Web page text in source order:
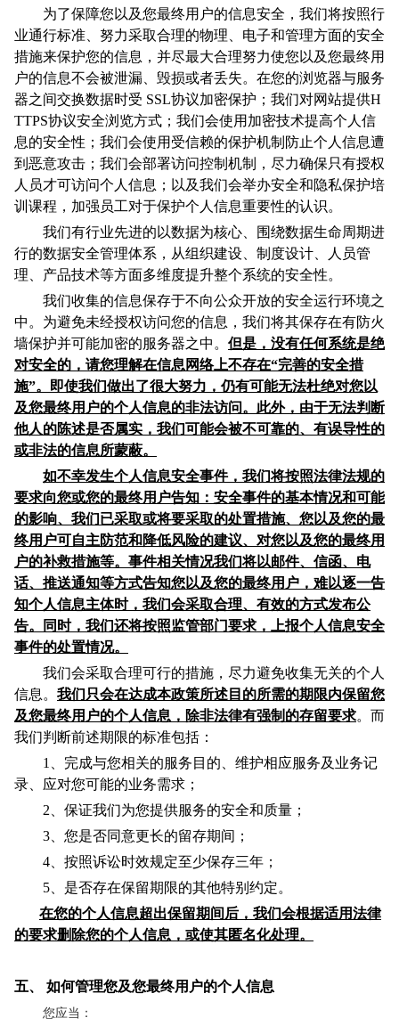
为了保障您以及您最终用户的信息安全，我们将按照行
业通行标准、努力采取合理的物理、电子和管理方面的安全
措施来保护您的信息，并尽最大合理努力使您以及您最终用
户的信息不会被泄漏、毁损或者丢失。在您的浏览器与服务
器之间交换数据时受 SSL协议加密保护；我们对网站提供H
TTPS协议安全浏览方式；我们会使用加密技术提高个人信
息的安全性；我们会使用受信赖的保护机制防止个人信息遭
到恶意攻击；我们会部署访问控制机制，尽力确保只有授权
人员才可访问个人信息；以及我们会举办安全和隐私保护培
训课程，加强员工对于保护个人信息重要性的认识。
我们有行业先进的以数据为核心、围绕数据生命周期进
行的数据安全管理体系，从组织建设、制度设计、人员管
理、产品技术等方面多维度提升整个系统的安全性。
我们收集的信息保存于不向公众开放的安全运行环境之
中。为避免未经授权访问您的信息，我们将其保存在有防火
墙保护并可能加密的服务器之中。 但是，没有任何系统是绝
对安全的，请您理解在信息网络上不存在“完善的安全措
施”。即使我们做出了很大努力，仍有可能无法杜绝对您以
及您最终用户的个人信息的非法访问。此外，由于无法判断
他人的陈述是否属实，我们可能会被不可靠的、有误导性的
或非法的信息所蒙蔽。
如不幸发生个人信息安全事件，我们将按照法律法规的
要求向您或您的最终用户告知：安全事件的基本情况和可能
的影响、我们已采取或将要采取的处置措施、您以及您的最
终用户可自主防范和降低风险的建议、对您以及您的最终用
户的补救措施等。事件相关情况我们将以邮件、信函、电
话、推送通知等方式告知您以及您的最终用户，难以逐一告
知个人信息主体时，我们会采取合理、有效的方式发布公
告。同时，我们还将按照监管部门要求，上报个人信息安全
事件的处置情况。
我们会采取合理可行的措施，尽力避免收集无关的个人
信息。 我们只会在达成本政策所述目的所需的期限内保留您
及您最终用户的个人信息，除非法律有强制的存留要求。而
我们判断前述期限的标准包括：
1、完成与您相关的服务目的、维护相应服务及业务记
录、应对您可能的业务需求；
2、保证我们为您提供服务的安全和质量；
3、您是否同意更长的留存期间；
4、按照诉讼时效规定至少保存三年；
5、是否存在保留期限的其他特别约定。
在您的个人信息超出保留期间后，我们会根据适用法律
的要求删除您的个人信息，或使其匿名化处理。
五、 如何管理您及您最终用户的个人信息
您应当：